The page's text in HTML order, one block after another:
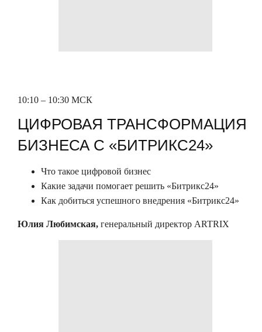
10:10 – 10:30 МСК
ЦИФРОВАЯ ТРАНСФОРМАЦИЯ
БИЗНЕСА С «БИТРИКС24»
Что такое цифровой бизнес
Какие задачи помогает решить «Битрикс24»
Как добиться успешного внедрения «Битрикс24»
Юлия Любимская, генеральный директор ARTRIX